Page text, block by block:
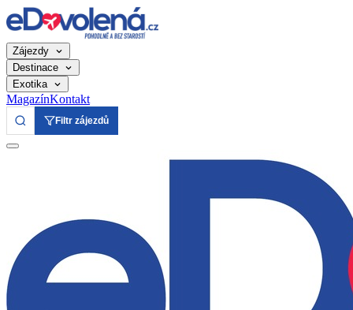
Zájezdy
Destinace
Exotika
MagazínKontakt
Filtr zájezdů